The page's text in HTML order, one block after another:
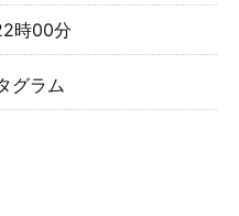
時00分
グラム